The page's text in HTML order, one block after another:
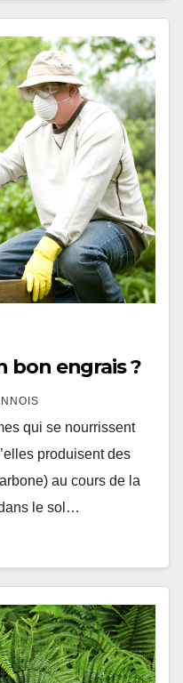
bon engrais ?
qui se nourrissent
produisent des
au cours de la
le sol…